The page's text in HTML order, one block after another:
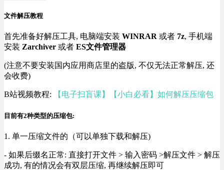
文件解压教程
首先准备好解压工具, 电脑端安装 WINRAR 或者 7z, 手机端
安装 Zarchiver 或者 ES文件管理器
(注意不要安装国内应用商店里的盗版, 不仅无法正常解压, 还
会收费)
B站视频教程: 【电子扫盲课】【小白必看】如何解压压缩包
目前有2种类型的压缩包:
1. 单一压缩文件的（可以单独下载和解压)
- 如果后缀名正常: 直接打开文件 > 输入密码 >解压文件 > 解压
成功, 有的情况会有双层压缩, 再继续解压即可